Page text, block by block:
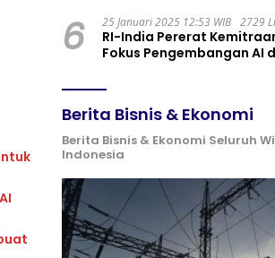
6 25 Januari 2025 12:53 WIB 2729
RI-India Pererat
Fokus Pengembangan AI
Berita Bisnis & Ekonomi
Berita Bisnis & Ekonomi Seluruh
Indonesia